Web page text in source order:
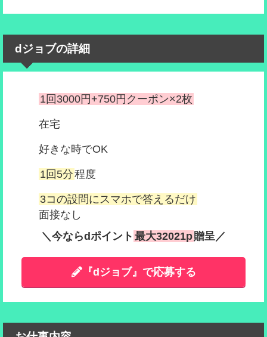
dジョブの詳細
1回3000円+750円クーポン×2枚
在宅
好きな時でOK
1回5分程度
3コの設問にスマホで答えるだけ
面接なし
＼今ならdポイント 最大32021p贈呈／
『dジョブ』で応募する